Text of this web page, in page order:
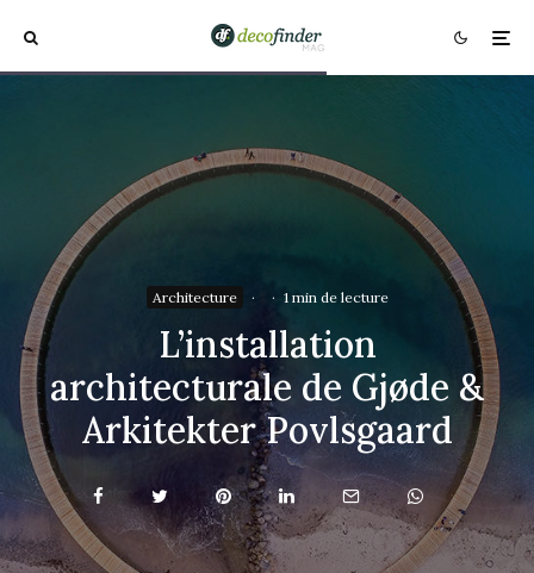
Architecture · · 1 min de lecture
L’installation
architecturale de Gjøde &
Arkitekter Povlsgaard